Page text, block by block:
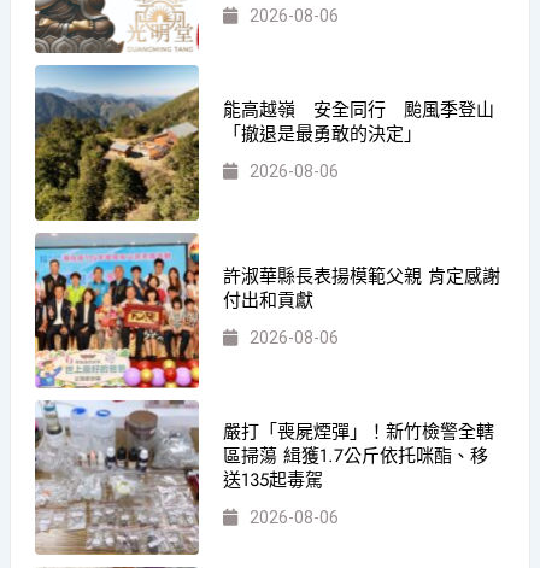
2026-08-06
能高越嶺 安全同行 颱風季登山
「撤退是最勇敢的決定」
2026-08-06
許淑華縣長表揚模範父親 肯定感謝
付出和貢獻
2026-08-06
嚴打「喪屍煙彈」！新竹檢警全轄
區掃蕩 緝獲1.7公斤依托咪酯、移
送135起毒駕
2026-08-06